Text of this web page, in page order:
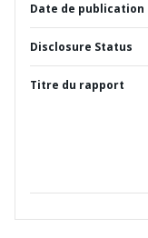
Date de publication
Disclosure Status
Titre du rapport